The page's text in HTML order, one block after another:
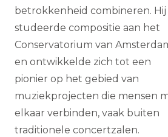
betrokkenheid combineren. Hij
studeerde compositie aan het
Conservatorium van
en ontwikkelde zich tot een
pionier op het gebied van
muziekprojecten die mensen
elkaar verbinden, vaak buiten
traditionele concertzalen.